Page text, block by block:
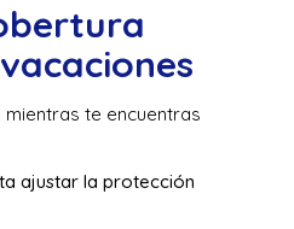
te encuentras
ajustar la protección